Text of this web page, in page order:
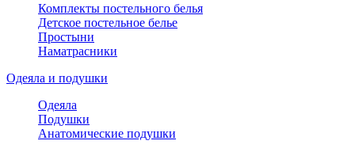
Комплекты постельного белья
Детское постельное белье
Простыни
Наматрасники
Одеяла и подушки
Одеяла
Подушки
Анатомические подушки